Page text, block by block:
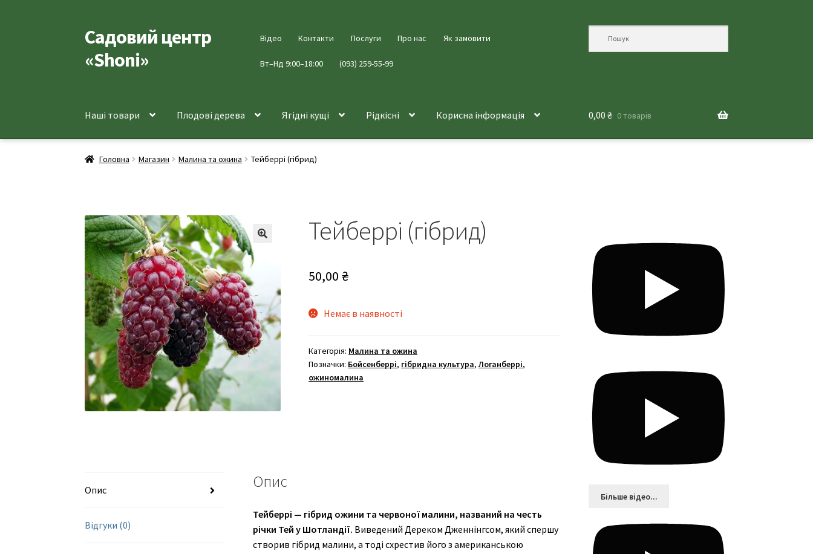
Перейти
до
навігації
Перейти
до
вмісту
Садовий центр
«Shoni»
Відео Контакти Послуги Про нас Як замовити
Вт–Нд 9:00–18:00 (093) 259-55-99
Наші товари Плодові дерева Ягідні кущі Рідкісні Корисна інформація 0,00 ₴ 0 товарів
Головна Магазин Малина та ожина Тейберрі (гібрид)
Тейберрі (гібрид)
50,00₴
Немає в наявності
Категорія: Малина та ожина
Позначки: Бойсенберрі, гібридна культура,Логанберрі,
ожиномалина
Опис
Відгуки (0)
Опис
Тейберрі — гібрид ожини та червоної малини, названий на честь
річки Тей у Шотландії. Виведений Дереком Дженнінгсом, який спершу
створив гібрид малини, а тоді схрестив його з американською
Більшe відео...